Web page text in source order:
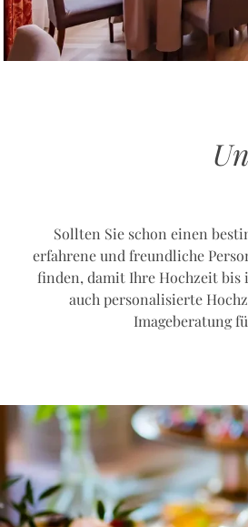
Sollten Sie schon einen
erfahrene und freundliche
finden, damit Ihre Hochzeit bis
auch personalisierte
Imageberatung